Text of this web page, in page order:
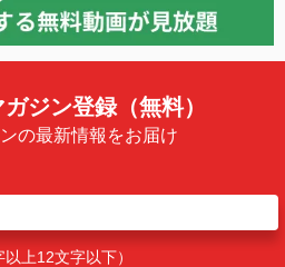
ジン登録（無料）
の最新情報をお届け
上12文字以下）